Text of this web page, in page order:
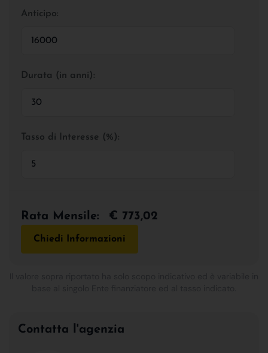
Anticipo:
Durata (in anni):
Tasso di Interesse (%):
Rata Mensile: € 773,02
Chiedi Informazioni
Contatta l'agenzia